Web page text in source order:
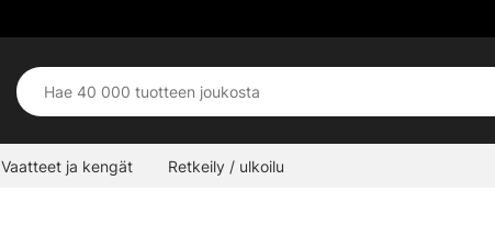
Vaatteet ja kengät Retkeily / ulkoilu